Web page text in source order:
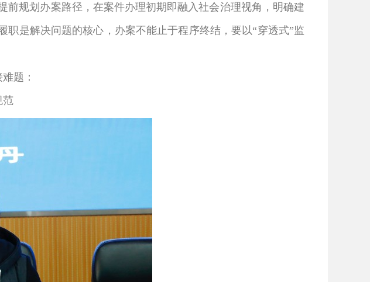
前规划办案路径， 在案件办理初期即融入社会治理视角，明确建
职是解决问题的核心，办案不能止于程序终结，要以“穿透式”监
题：
范